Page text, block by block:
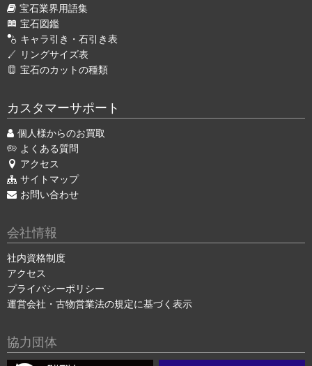
宝石業界用語集
宝石図鑑
キャラ引き・石引き表
リングサイズ表
宝石のカットの種類
カスタマーサポート
個人様からのお買取
よくある質問
アクセス
サイトマップ
お問い合わせ
会社情報
社内資格制度
アクセス
プライバシーポリシー
運営会社・古物営業法の規定に基づく表示
協力団体